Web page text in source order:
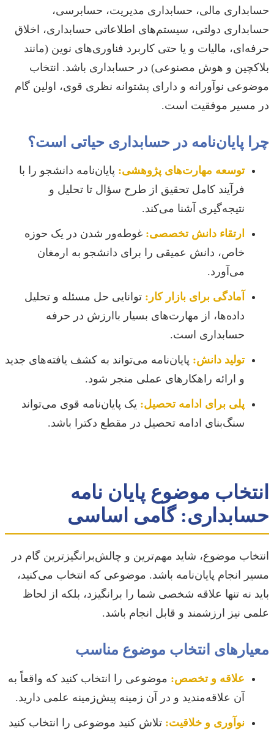
حسابداری مالی، حسابداری مدیریت، حسابرسی،
حسابداری دولتی، سیستم‌های اطلاعاتی حسابداری، اخلاق
حرفه‌ای، مالیات و یا حتی کاربرد فناوری‌های نوین (مانند
بلاکچین و هوش مصنوعی) در حسابداری باشد. انتخاب
موضوعی نوآورانه و دارای پشتوانه نظری قوی، اولین گام
در مسیر موفقیت است.
چرا پایان‌نامه در حسابداری حیاتی است؟
توسعه مهارت‌های پژوهشی: پایان‌نامه دانشجو را با
فرآیند کامل تحقیق از طرح سؤال تا تحلیل و
نتیجه‌گیری آشنا می‌کند.
ارتقاء دانش تخصصی: غوطه‌ور شدن در یک حوزه
خاص، دانش عمیقی را برای دانشجو به ارمغان
می‌آورد.
آمادگی برای بازار کار: توانایی حل مسئله و تحلیل
داده‌ها، از مهارت‌های بسیار باارزش در حرفه
حسابداری است.
تولید دانش: پایان‌نامه می‌تواند به کشف یافته‌های جدید
و ارائه راهکارهای عملی منجر شود.
پلی برای ادامه تحصیل: یک پایان‌نامه قوی می‌تواند
سنگ‌بنای ادامه تحصیل در مقطع دکترا باشد.
انتخاب موضوع پایان نامه
حسابداری: گامی اساسی
انتخاب موضوع، شاید مهم‌ترین و چالش‌برانگیزترین گام در
مسیر انجام پایان‌نامه باشد. موضوعی که انتخاب می‌کنید،
باید نه تنها علاقه شخصی شما را برانگیزد، بلکه از لحاظ
علمی نیز ارزشمند و قابل انجام باشد.
معیارهای انتخاب موضوع مناسب
علاقه و تخصص: موضوعی را انتخاب کنید که واقعاً به
آن علاقه‌مندید و در آن زمینه پیش‌زمینه علمی دارید.
نوآوری و خلاقیت: تلاش کنید موضوعی را انتخاب کنید